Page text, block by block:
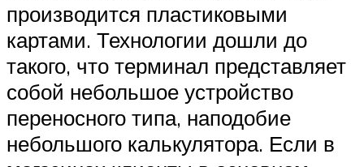
производится пластиковыми
картами. Технологии дошли до
такого, что терминал представляет
собой небольшое устройство
переносного типа, наподобие
небольшого калькулятора. Если в